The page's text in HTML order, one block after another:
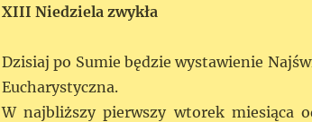
XIII Niedziela zwykła
Dzisiaj po Sumie będzie wystawienie
Eucharystyczna.
W najbliższy pierwszy wtorek miesiąca